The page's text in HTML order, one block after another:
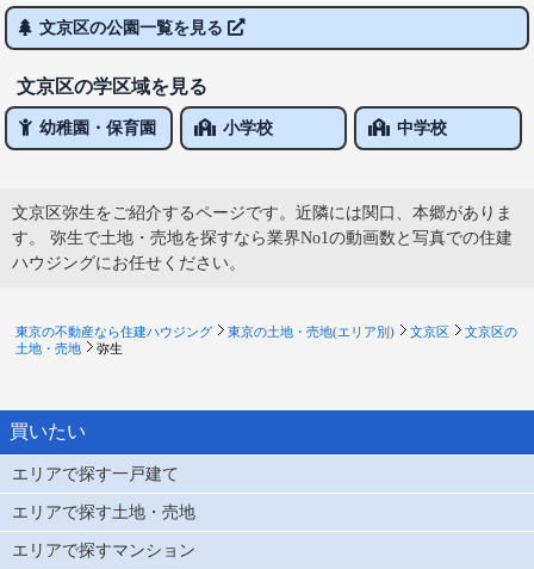
文京区の公園一覧を見る
文京区の学区域を見る
幼稚園・保育園 小学校 中学校
文京区弥生をご紹介するページです。近隣には関口、本郷がありま
す。 弥生で土地・売地を探すなら業界No1の動画数と写真での住建
ハウジングにお任せください。
東京の不動産なら住建ハウジング 東京の土地・売地(エリア別) 文京区
文京区の
土地・売地
弥生
買いたい
エリアで探す一戸建て
エリアで探す土地・売地
エリアで探すマンション